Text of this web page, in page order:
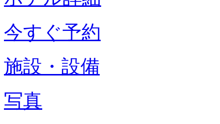
今すぐ予約
施設・設備
写真